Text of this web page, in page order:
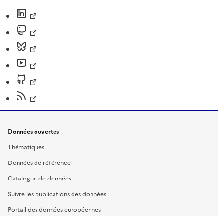
Données ouvertes
Thématiques
Données de référence
Catalogue de données
Suivre les publications des données
Portail des données européennes